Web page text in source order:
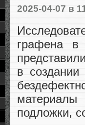
2025-04-07 в
графена в
в создании
подложки,